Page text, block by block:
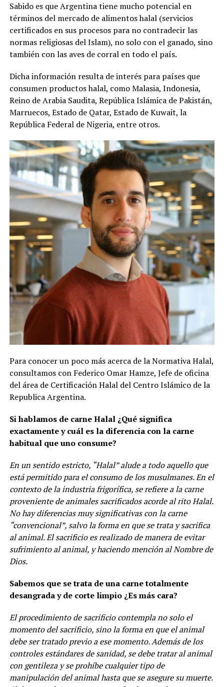
Sabido es que Argentina tiene mucho potencial en
términos del mercado de alimentos halal (servicios
certificados en sus procesos para no contradecir las
normas religiosas del Islam), no solo con el ganado, sino
también con las aves de corral en todo el país.
Dicha información resulta de interés para países que
consumen productos halal, como Malasia, Indonesia,
Reino de Arabia Saudita, República Islámica de Pakistán,
Marruecos, Estado de Qatar, Estado de Kuwait, la
República Federal de Nigeria, entre otros.
Para conocer un poco más acerca de la Normativa Halal,
consultamos con Federico Omar Hamze, Jefe de oficina
del área de Certificación Halal del Centro Islámico de la
Republica Argentina.
Si hablamos de carne Halal ¿Qué significa
exactamente y cuál es la diferencia con la carne
habitual que uno consume?
En un sentido estricto, “Halal” alude a todo aquello que
está permitido para el consumo de los musulmanes. En el
contexto de la industria frigorífica, se refiere a la carne
proveniente de animales sacrificados acorde al rito Halal.
No hay diferencias muy significativas con la carne
“convencional”, salvo la forma en que se trata y sacrifica
al animal. El sacrificio es realizado de manera de evitar
sufrimiento al animal, y haciendo mención al Nombre de
Dios.
Sabemos que se trata de una carne totalmente
desangrada y de corte limpio ¿Es más cara?
El procedimiento de sacrificio contempla no solo el
momento del sacrificio, sino la forma en que el animal
debe ser tratado previo a ese momento. Además de los
controles estándares de sanidad, se debe tratar al animal
con gentileza y se prohíbe cualquier tipo de
manipulación del animal hasta que se asegure su muerte.